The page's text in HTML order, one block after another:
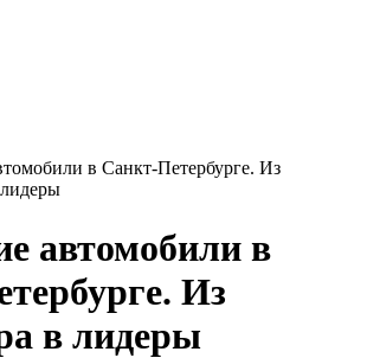
в Санкт-Петербурге. Из
лидеры
автомобили в
Из
в лидеры